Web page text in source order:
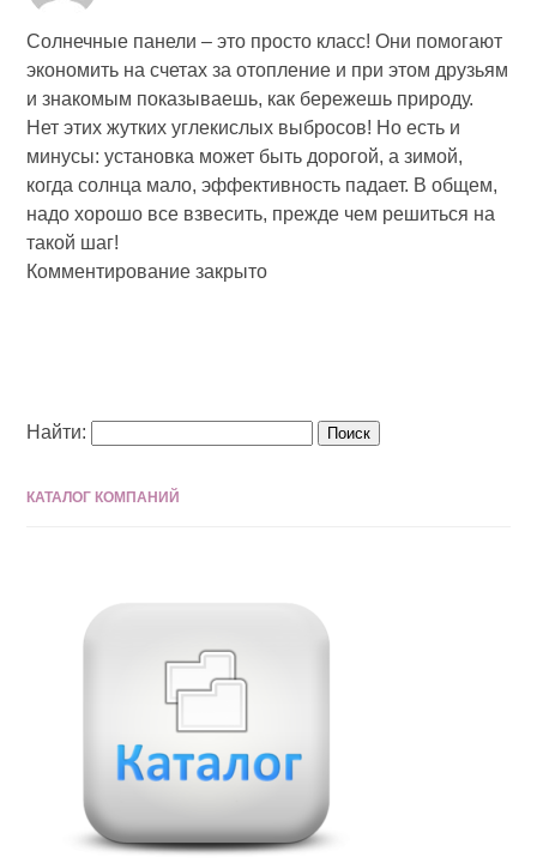
Солнечные панели – это просто класс! Они помогают
экономить на счетах за отопление и при этом друзьям
и знакомым показываешь, как бережешь природу.
Нет этих жутких углекислых выбросов! Но есть и
минусы: установка может быть дорогой, а зимой,
когда солнца мало, эффективность падает. В общем,
надо хорошо все взвесить, прежде чем решиться на
такой шаг!
Комментирование закрыто
Найти:
КАТАЛОГ КОМПАНИЙ